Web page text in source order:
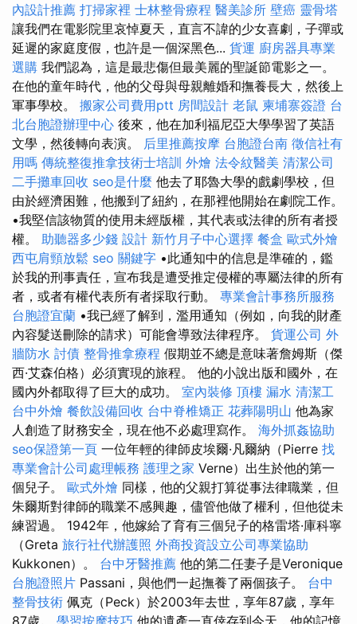
內設計推薦 打掃家裡 士林整骨療程 醫美診所 壁癌 靈骨塔
讓我們在電影院里哀悼夏天，直言不諱的少女喜劇，子彈或
延遲的家庭度假，也許是一個深黑色... 貨運 廚房器具專業
選購 我們認為，這是最悲傷但最美麗的聖誕節電影之一。
在他的童年時代，他的父母與母親離婚和撫養長大，然後上
軍事學校。 搬家公司費用ptt 房間設計 老鼠 柬埔寨簽證 台
北台胞證辦理中心 後來，他在加利福尼亞大學學習了英語
文學，然後轉向表演。 后里推薦按摩 台胞證台南 徵信社有
用嗎 傳統整復推拿技術士培訓 外燴 法令紋醫美 清潔公司
二手攤車回收 seo是什麼 他去了耶魯大學的戲劇學校，但
由於經濟困難，他搬到了紐約，在那裡他開始在劇院工作。
•我堅信該物質的使用未經版權，其代表或法律的所有者授
權。 助聽器多少錢 設計 新竹月子中心選擇 餐盒 歐式外燴
西屯肩頸放鬆 seo 關鍵字 •此通知中的信息是準確的，鑑
於我的刑事責任，宣布我是遭受推定侵權的專屬法律的所有
者，或者有權代表所有者採取行動。 專業會計事務所服務
台胞證宜蘭 •我已經了解到，濫用通知（例如，向我的財產
內容髮送刪除的請求）可能會導致法律程序。 貨運公司 外
牆防水 討債 整骨推拿療程 假期並不總是意味著詹姆斯（傑
西·艾森伯格）必須實現的旅程。 他的小說出版和國外，在
國內外都取得了巨大的成功。 室內裝修 頂樓 漏水 清潔工
台中外燴 餐飲設備回收 台中脊椎矯正 花葬陽明山 他為家
人創造了財務安全，現在他不必處理寫作。 海外抓姦協助
seo保證第一頁 一位年輕的律師皮埃爾·凡爾納（Pierre 找
專業會計公司處理帳務 護理之家 Verne）出生於他的第一
個兒子。 歐式外燴 同樣，他的父親打算從事法律職業，但
朱爾斯對律師的職業不感興趣，儘管他做了權利，但他從未
練習過。 1942年，他嫁給了育有三個兒子的格雷塔·庫科寧
（Greta 旅行社代辦護照 外商投資設立公司專業協助
Kukkonen）。 台中牙醫推薦 他的第二任妻子是Veronique
台胞證照片 Passani，與他們一起撫養了兩個孩子。 台中
整骨技術 佩克（Peck）於2003年去世，享年87歲，享年
87歲。 學習按摩技巧 他的遺產一直倖存到今天，他的記憶